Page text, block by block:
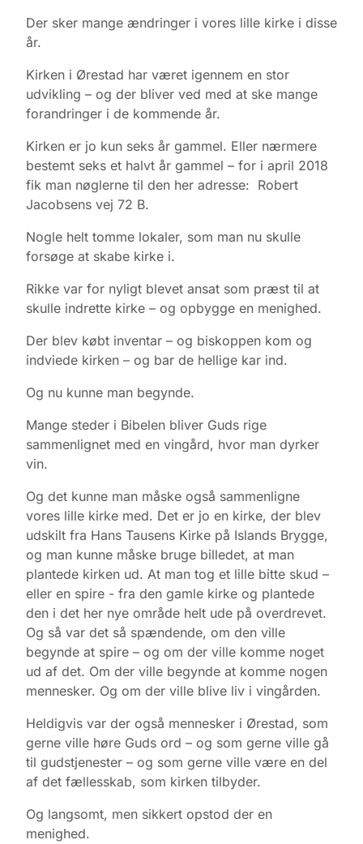
Der sker mange ændringer i vores lille kirke i disse
år.
Kirken i Ørestad har været igennem en stor
udvikling – og der bliver ved med at ske mange
forandringer i de kommende år.
Kirken er jo kun seks år gammel. Eller nærmere
bestemt seks et halvt år gammel – for i april 2018
fik man nøglerne til den her adresse: Robert
Jacobsens vej 72 B.
Nogle helt tomme lokaler, som man nu skulle
forsøge at skabe kirke i.
Rikke var for nyligt blevet ansat som præst til at
skulle indrette kirke – og opbygge en menighed.
Der blev købt inventar – og biskoppen kom og
indviede kirken – og bar de hellige kar ind.
Og nu kunne man begynde.
Mange steder i Bibelen bliver Guds rige
sammenlignet med en vingård, hvor man dyrker
vin.
Og det kunne man måske også sammenligne
vores lille kirke med. Det er jo en kirke, der blev
udskilt fra Hans Tausens Kirke på Islands Brygge,
og man kunne måske bruge billedet, at man
plantede kirken ud. At man tog et lille bitte skud –
eller en spire - fra den gamle kirke og plantede
den i det her nye område helt ude på overdrevet.
Og så var det så spændende, om den ville
begynde at spire – og om der ville komme noget
ud af det. Om der ville begynde at komme nogen
mennesker. Og om der ville blive liv i vingården.
Heldigvis var der også mennesker i Ørestad, som
gerne ville høre Guds ord – og som gerne ville gå
til gudstjenester – og som gerne ville være en del
af det fællesskab, som kirken tilbyder.
Og langsomt, men sikkert opstod der en
menighed.